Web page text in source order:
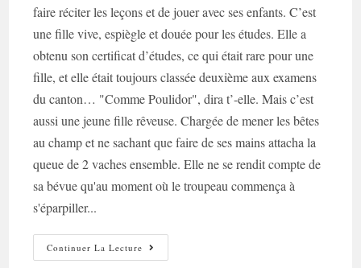
faire réciter les leçons et de jouer avec ses enfants. C’est
une fille vive, espiègle et douée pour les études. Elle a
obtenu son certificat d’études, ce qui était rare pour une
fille, et elle était toujours classée deuxième aux examens
du canton… "Comme Poulidor", dira t’-elle. Mais c’est
aussi une jeune fille rêveuse. Chargée de mener les bêtes
au champ et ne sachant que faire de ses mains attacha la
queue de 2 vaches ensemble. Elle ne se rendit compte de
sa bévue qu'au moment où le troupeau commença à
s'éparpiller...
Continuer La Lecture Jeanne
: